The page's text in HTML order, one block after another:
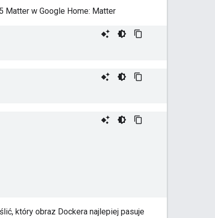
Matter w Google Home: Matter
który obraz Dockera najlepiej pasuje